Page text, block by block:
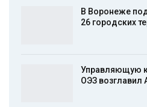
В Воронеже
26 городских
Управляющую
ОЭЗ возглавил